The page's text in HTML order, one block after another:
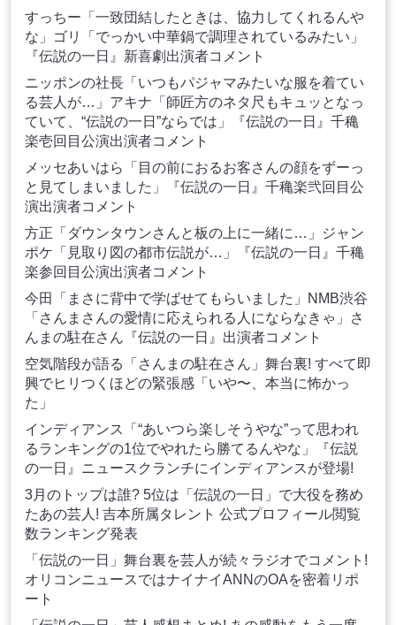
すっちー「一致団結したときは、協力してくれるんや
な」ゴリ「でっかい中華鍋で調理されているみたい」
『伝説の一日』新喜劇出演者コメント
ニッポンの社長「いつもパジャマみたいな服を着てい
る芸人が…」アキナ「師匠方のネタ尺もキュッとなっ
ていて、“伝説の一日”ならでは」『伝説の一日』千穐
楽壱回目公演出演者コメント
メッセあいはら「目の前におるお客さんの顔をずーっ
と見てしまいました」『伝説の一日』千穐楽弐回目公
演出演者コメント
方正「ダウンタウンさんと板の上に一緒に…」ジャン
ポケ「見取り図の都市伝説が…」『伝説の一日』千穐
楽参回目公演出演者コメント
今田「まさに背中で学ばせてもらいました」NMB渋谷
「さんまさんの愛情に応えられる人にならなきゃ」さ
んまの駐在さん『伝説の一日』出演者コメント
空気階段が語る「さんまの駐在さん」舞台裏! すべて即
興でヒリつくほどの緊張感「いや〜、本当に怖かっ
た」
インディアンス「“あいつら楽しそうやな”って思われ
るランキングの1位でやれたら勝てるんやな」『伝説
の一日』ニュースクランチにインディアンスが登場!
3月のトップは誰? 5位は「伝説の一日」で大役を務め
たあの芸人! 吉本所属タレント 公式プロフィール閲覧
数ランキング発表
「伝説の一日」舞台裏を芸人が続々ラジオでコメント!
オリコンニュースではナイナイANNのOAを密着リポ
ート